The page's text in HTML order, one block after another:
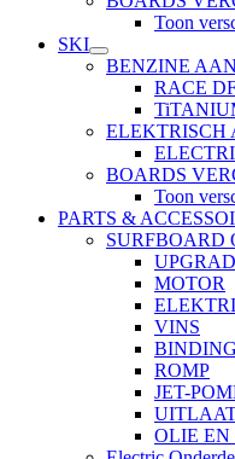
Toon
SKI
BENZINE
RACE
ELEKTRISCH
BOARDS
Toon
PARTS &
SURFBOARD
MOTOR
VINS
ROMP
JET-
OLIE EN